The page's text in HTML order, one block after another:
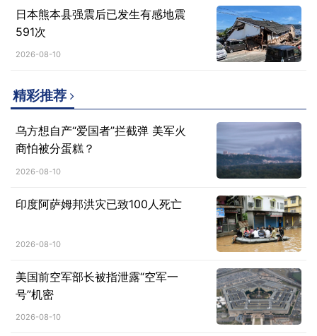
日本熊本县强震后已发生有感地震
591次
2026-08-10
精彩推荐
乌方想自产“爱国者”拦截弹 美军火
商怕被分蛋糕？
2026-08-10
印度阿萨姆邦洪灾已致100人死亡
2026-08-10
美国前空军部长被指泄露“空军一
号”机密
2026-08-10